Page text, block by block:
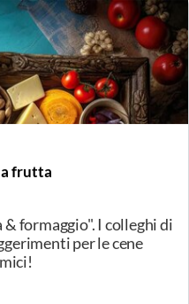
Fotografia Europea
di 2 stagionature
all’occhiello della
In collaborazione con